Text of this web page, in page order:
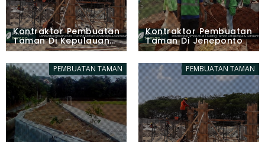
Kontraktor Pembuatan
Taman Di Kepulauan
Siau Tagulandang
Kontraktor Pembuatan
Taman Di Jeneponto
PEMBUATAN TAMAN PEMBUATAN TAMAN